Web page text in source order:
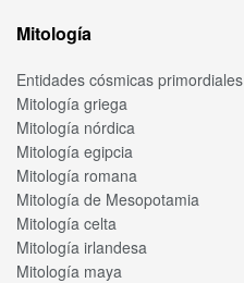
Mitología
Entidades cósmicas primordiales
Mitología griega
Mitología nórdica
Mitología egipcia
Mitología romana
Mitología de Mesopotamia
Mitología celta
Mitología irlandesa
Mitología maya